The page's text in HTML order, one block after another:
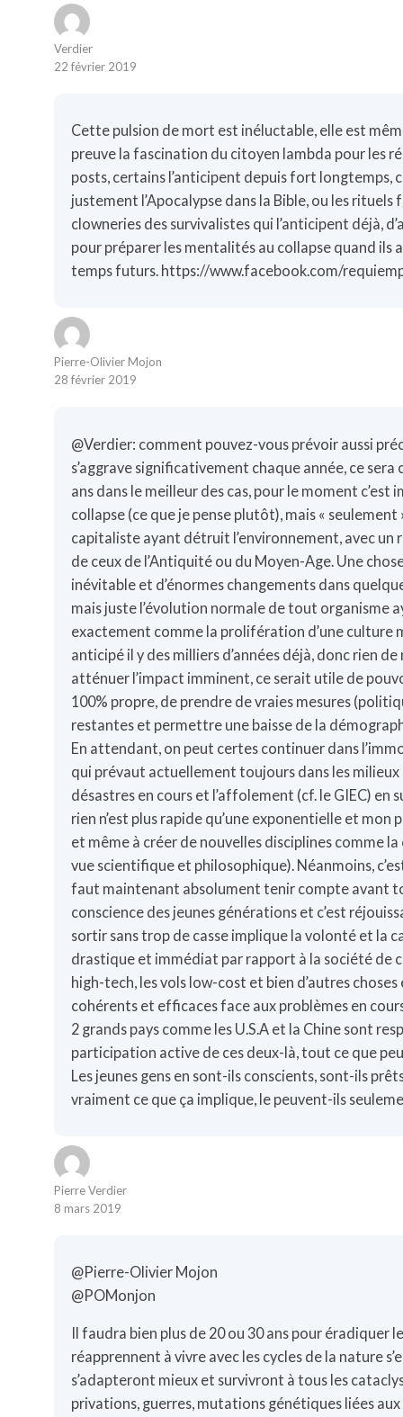
Verdier
22 février 2019
Cette pulsion de mort est inéluctable, elle est
preuve la fascination du citoyen lambda pour les
posts, certains l’anticipent depuis fort longtemps,
justement l’Apocalypse dans la Bible, ou les
clowneries des survivalistes qui l’anticipent déjà,
pour préparer les mentalités au collapse quand ils
temps futurs. https://www.facebook.com/
Pierre-Olivier Mojon
28 février 2019
@Verdier: comment pouvez-vous prévoir aussi
s’aggrave significativement chaque année, ce
ans dans le meilleur des cas, pour le moment c’est
collapse (ce que je pense plutôt), mais «
capitaliste ayant détruit l’environnement, avec
de ceux de l’Antiquité ou du Moyen-Age. Une
inévitable et d’énormes changements dans
mais juste l’évolution normale de tout organisme
exactement comme la prolifération d’une culture
anticipé il y des milliers d’années déjà, donc rien
atténuer l’impact imminent, ce serait utile de
100% propre, de prendre de vraies mesures
restantes et permettre une baisse de la
En attendant, on peut certes continuer dans
qui prévaut actuellement toujours dans les
désastres en cours et l’affolement (cf. le GIEC)
rien n’est plus rapide qu’une exponentielle et
et même à créer de nouvelles disciplines comme
vue scientifique et philosophique). Néanmoins,
faut maintenant absolument tenir compte avant
conscience des jeunes générations et c’est
sortir sans trop de casse implique la volonté et la
drastique et immédiat par rapport à la société de
high-tech, les vols low-cost et bien d’autres
cohérents et efficaces face aux problèmes en
2 grands pays comme les U.S.A et la Chine sont
participation active de ces deux-là, tout ce que
Les jeunes gens en sont-ils conscients, sont-ils
vraiment ce que ça implique, le peuvent-ils
Pierre Verdier
8 mars 2019
@Pierre-Olivier Mojon
@POMonjon
Il faudra bien plus de 20 ou 30 ans pour
réapprennent à vivre avec les cycles de la nature
s’adapteront mieux et survivront à tous les
privations, guerres, mutations génétiques liées